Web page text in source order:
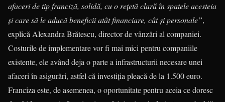
afaceri de tip franciză, solidă, cu o rețetă clară în spatele acesteia
și care să le aducă beneficii atât financiare, cât și personale”,
explică Alexandra Brătescu, director de vânzări al companiei.
Costurile de implementare vor fi mai mici pentru companiile
existente, ele având deja o parte a infrastructurii necesare unei
afaceri în asigurări, astfel că investiția pleacă de la 1.500 euro.
Franciza este, de asemenea, o oportunitate pentru aceia ce doresc